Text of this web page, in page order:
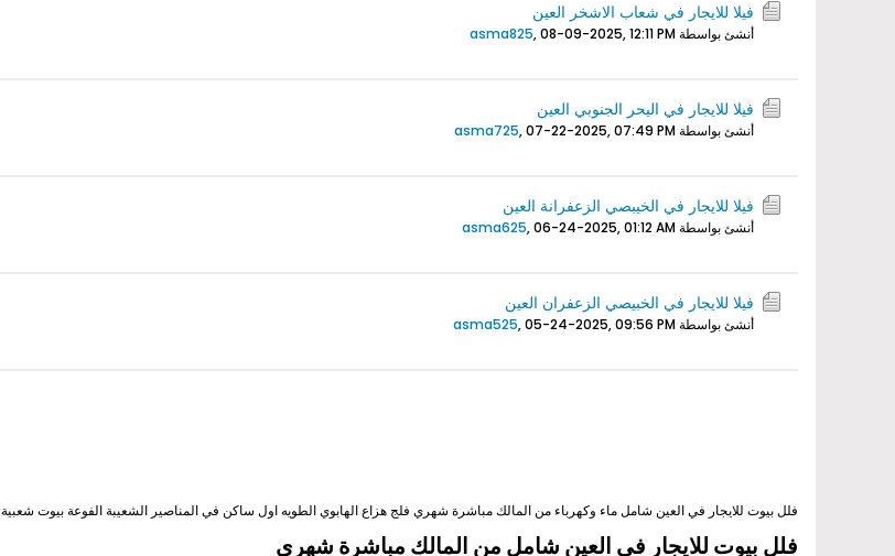
فيلا للايجار في شعاب الاشخر العين
أنشئ بواسطة asma825,08-09-2025, 12:11 PM
فيلا للايجار في اليحر الجنوبي العين
أنشئ بواسطة asma725,07-22-2025, 07:49 PM
فيلا للايجار في الخيبصي الزعفرانة العين
أنشئ بواسطة asma625,06-24-2025, 01:12 AM
فيلا للايجار في الخبيصي الزعفران العين
أنشئ بواسطة asma525,05-24-2025, 09:56 PM
فلل بيوت للايجار في العين شامل ماء وكهرباء من المالك مباشرة شهري فلج هزاع الهابوي الطويه اول ساكن في المناصير الشعيبة الفوعة بيوت شعبية
فلل بيوت للايجار في العين شامل من المالك مباشرة شهري